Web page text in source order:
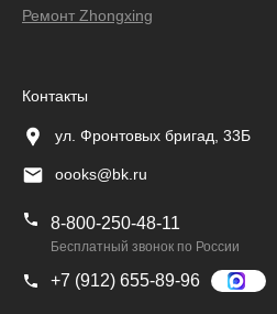
Ремонт Zhongxing
Контакты
ул. Фронтовых бригад, 33Б
oooks@bk.ru
8-800-250-48-11
Бесплатный звонок по России
+7 (912) 655-89-96